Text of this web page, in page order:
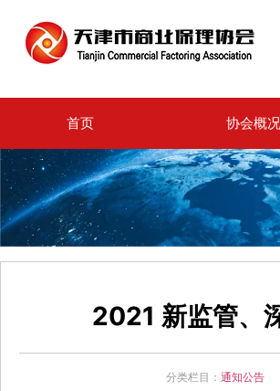
首页 协会概况
2021 新监管、
分类栏目： 通知公告